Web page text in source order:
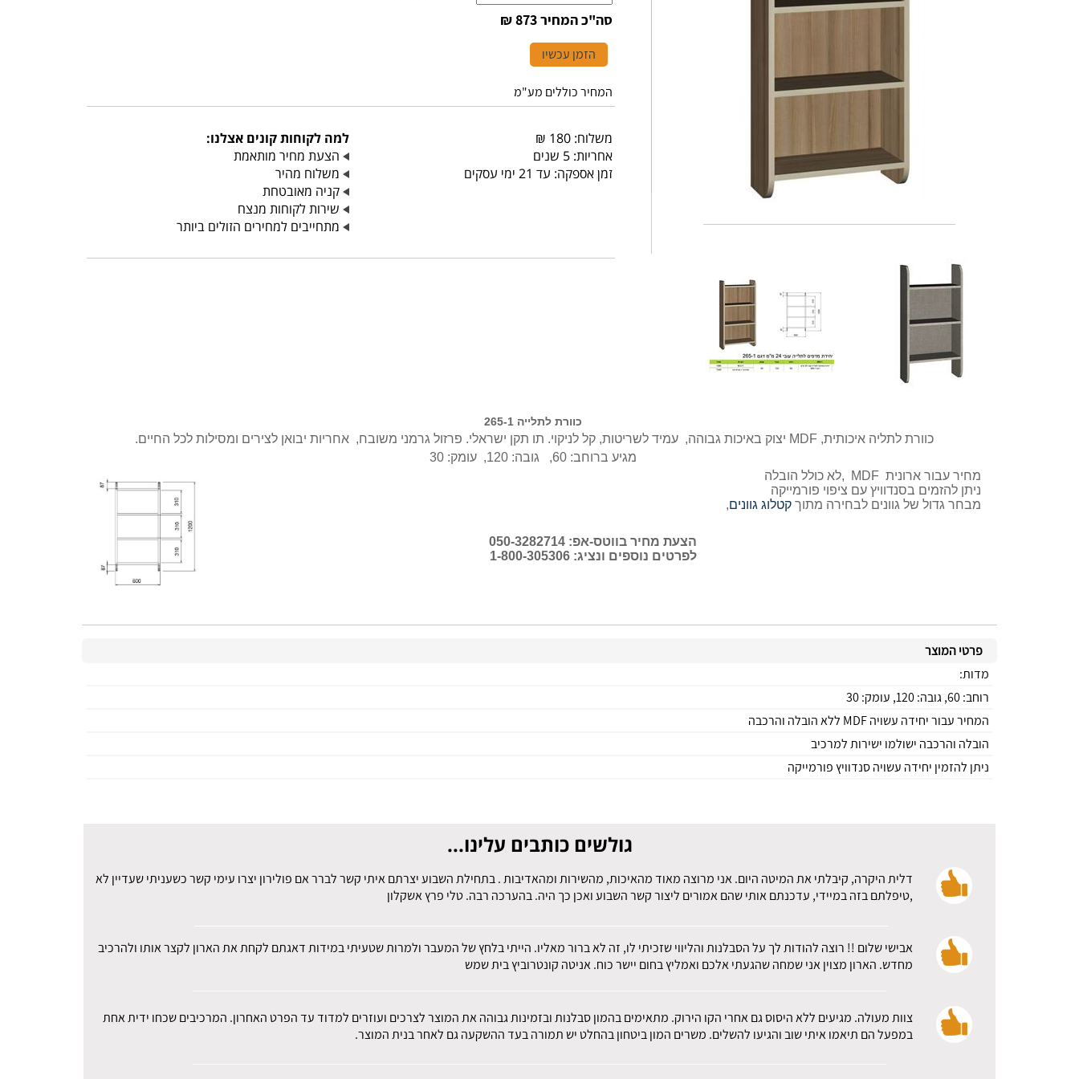
סה"כ המחיר873 ₪
הזמן עכשיו
המחיר כוללים מע"מ
משלוח: 180 ₪
אחריות: 5 שנים
זמן אספקה: עד 21 ימי עסקים
למה לקוחות קונים אצלנו:
הצעת מחיר מותאמת
משלוח מהיר
קניה מאובטחת
שירות לקוחות מנצח
מתחייבים למחירים הזולים ביותר
כוורת לתלייה 265-1
כוורת לתליה איכותית, MDF יצוק באיכות גבוהה, עמיד לשריטות, קל לניקוי. תו תקן ישראלי. פרזול גרמני משובח, אחריות יבואן לצירים ומסילות לכל החיים.
מגיע ברוחב: 60, גובה: 120, עומק: 30
מחיר עבור ארונית MDF ,לא כולל הובלה
ניתן להזמים בסנדוויץ עם ציפוי פורמייקה
מבחר גדול של גוונים לבחירה מתוך קטלוג גוונים,
הצעת מחיר בווטס-אפ: 050-3282714
לפרטים נוספים ונציג: 1-800-305306
פרטי המוצר
מדות:
רוחב: 60, גובה: 120, עומק: 30
המחיר עבור יחידה עשויה MDF ללא הובלה והרכבה
הובלה והרכבה ישולמו ישירות למרכיב
ניתן להזמין יחידה עשויה סנדוויץ פורמייקה
גולשים כותבים עלינו...
דלית היקרה, קיבלתי את המיטה היום. אני מרוצה מאוד מהאיכות, מהשירות ומהאדיבות . בתחילת השבוע יצרתם איתי קשר לברר אם פולירון יצרו עימי קשר כשעניתי שעדיין לא
,טיפלתם בזה במיידי, עדכנתם אותי שהם אמורים ליצור קשר השבוע ואכן כך היה. בהערכה רבה. טלי פרץ אשקלון
אבישי שלום !! רוצה להודות לך על הסבלנות והליווי שזכיתי לו, זה לא ברור מאליו. הייתי בלחץ של המעבר ולמרות שטעיתי במידות דאגתם לקחת את הארון לקצר אותו ולהרכיב
מחדש. הארון מצוין אני שמחה שהגעתי אלכם ואמליץ בחום יישר כוח. אניטה קונטרוביץ בית שמש
צוות מעולה. מגיעים ללא היסוס גם אחרי הקו הירוק. מתאימים בהמון סבלנות ובזמינות גבוהה את המוצר לצרכים ועוזרים למדוד עד הפרט האחרון. המרכיבים שכחו ידית אחת
במפעל הם תיאמו איתי שוב והגיעו להשלים. משרים המון ביטחון בהחלט יש תמורה בעד ההשקעה גם לאחר בנית המוצר.